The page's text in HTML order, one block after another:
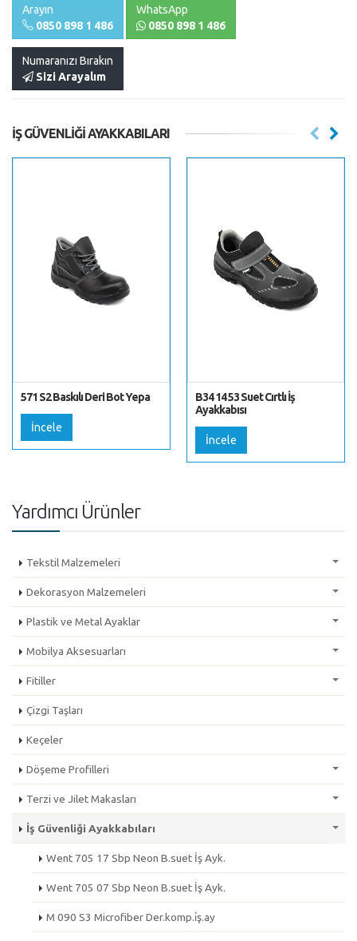
Arayın
0850 898 1 486
WhatsApp
0850 898 1 486
Numaranızı Bırakın
Sizi Arayalım
İŞ GÜVENLIĞI AYAKKABILARI
571 S2 Baskılı Deri Bot Yepa
İncele
B34 14 53 Suet Cırtlı İş
Ayakkabısı
İncele
Yardımcı Ürünler
Tekstil Malzemeleri
Dekorasyon Malzemeleri
Plastik ve Metal Ayaklar
Mobilya Aksesuarları
Fitiller
Çizgi Taşları
Keçeler
Döşeme Profilleri
Terzi ve Jilet Makasları
İş Güvenliği Ayakkabıları
Went 705 17 Sbp Neon B.suet İş Ayk.
Went 705 07 Sbp Neon B.suet İş Ayk.
M 090 S3 Microfiber Der.komp.i̇ş.ay